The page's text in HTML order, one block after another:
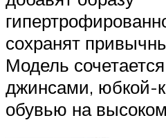
сохранят
Модель
джинсами, юбкой-
обувью на